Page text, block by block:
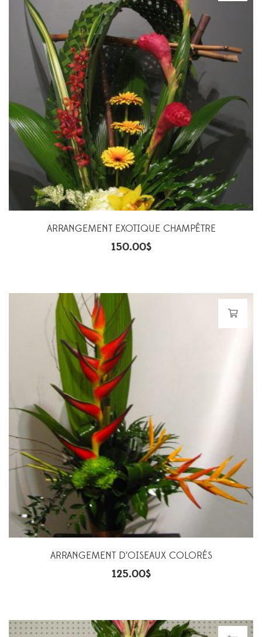
ARRANGEMENT EXOTIQUE CHAMPÊTRE
150.00$
ARRANGEMENT D’OISEAUX COLORÉS
125.00$